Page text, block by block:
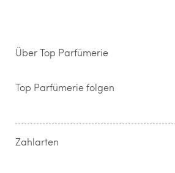
Über Top Parfümerie
Storefinder
Kontakt
Widerrufsrecht & Rückgabebedingungen
Top Parfümerie folgen
Zahlarten